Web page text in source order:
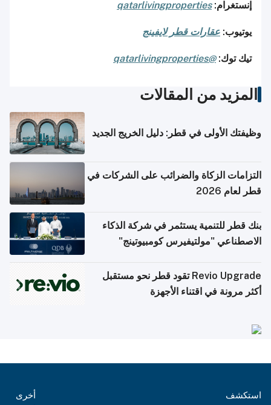
إنستغرام:qatarlivingproperties
يوتيوب: عقارات قطر لايفينج
تيك توك:@qatarlivingproperties
المزيد من المقالات
وظيفتك الأولى في قطر: دليل الخريج الجديد
التزامات الزكاة والضرائب على الشركات في
قطر لعام 2026
بنك قطر للتنمية يستثمر في شركة الذكاء
الاصطناعي "مولتيفيرس كومبيوتينج"
Revio Upgrade تقود قطر نحو مستقبل
أكثر مرونة في اقتناء الأجهزة
استكشف أخرى